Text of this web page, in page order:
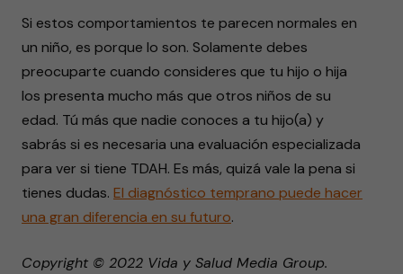
Si estos comportamientos te parecen normales en
un niño, es porque lo son. Solamente debes
preocuparte cuando consideres que tu hijo o hija
los presenta mucho más que otros niños de su
edad. Tú más que nadie conoces a tu hijo(a) y
sabrás si es necesaria una evaluación especializada
para ver si tiene TDAH. Es más, quizá vale la pena si
tienes dudas. El diagnóstico temprano puede hacer
una gran diferencia en su futuro.
Copyright © 2022 Vida y Salud Media Group.